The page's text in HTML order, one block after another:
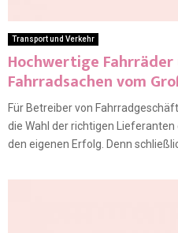
Transport und Verkehr
Hochwertige
Fahrradsachen vom
Für Betreiber von
die Wahl der richtigen
den eigenen Erfolg. Denn